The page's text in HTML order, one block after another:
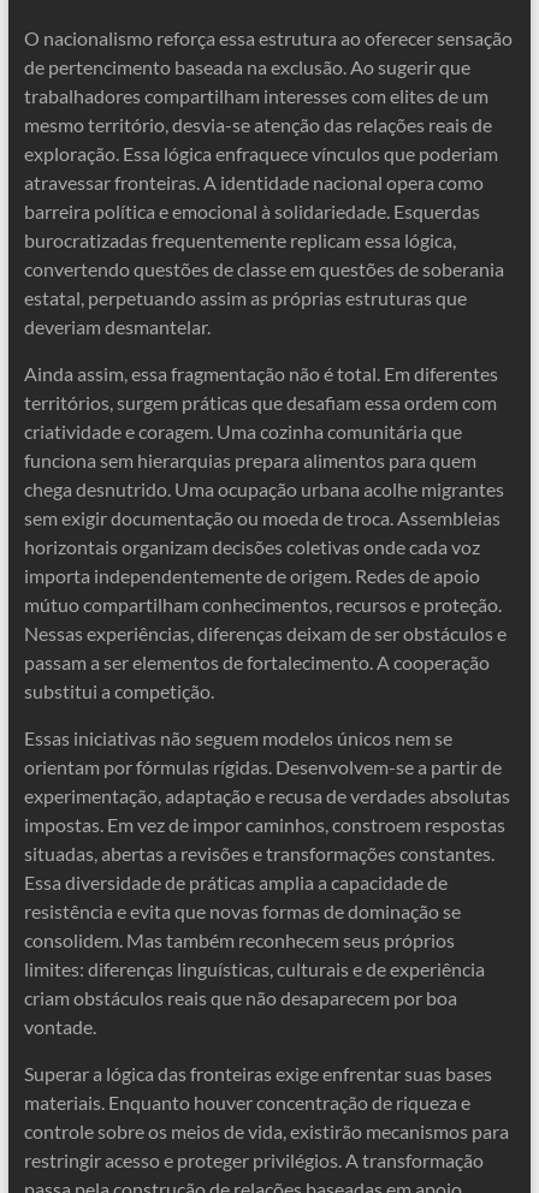
O nacionalismo reforça essa estrutura ao oferecer sensação
de pertencimento baseada na exclusão. Ao sugerir que
trabalhadores compartilham interesses com elites de um
mesmo território, desvia-se atenção das relações reais de
exploração. Essa lógica enfraquece vínculos que poderiam
atravessar fronteiras. A identidade nacional opera como
barreira política e emocional à solidariedade. Esquerdas
burocratizadas frequentemente replicam essa lógica,
convertendo questões de classe em questões de soberania
estatal, perpetuando assim as próprias estruturas que
deveriam desmantelar.
Ainda assim, essa fragmentação não é total. Em diferentes
territórios, surgem práticas que desafiam essa ordem com
criatividade e coragem. Uma cozinha comunitária que
funciona sem hierarquias prepara alimentos para quem
chega desnutrido. Uma ocupação urbana acolhe migrantes
sem exigir documentação ou moeda de troca. Assembleias
horizontais organizam decisões coletivas onde cada voz
importa independentemente de origem. Redes de apoio
mútuo compartilham conhecimentos, recursos e proteção.
Nessas experiências, diferenças deixam de ser obstáculos e
passam a ser elementos de fortalecimento. A cooperação
substitui a competição.
Essas iniciativas não seguem modelos únicos nem se
orientam por fórmulas rígidas. Desenvolvem-se a partir de
experimentação, adaptação e recusa de verdades absolutas
impostas. Em vez de impor caminhos, constroem respostas
situadas, abertas a revisões e transformações constantes.
Essa diversidade de práticas amplia a capacidade de
resistência e evita que novas formas de dominação se
consolidem. Mas também reconhecem seus próprios
limites: diferenças linguísticas, culturais e de experiência
criam obstáculos reais que não desaparecem por boa
vontade.
Superar a lógica das fronteiras exige enfrentar suas bases
materiais. Enquanto houver concentração de riqueza e
controle sobre os meios de vida, existirão mecanismos para
restringir acesso e proteger privilégios. A transformação